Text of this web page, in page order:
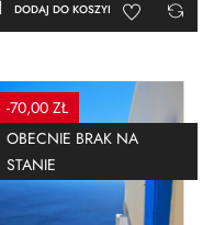
DODAJ DO KOSZYKA
-70,00 ZŁ
OBECNIE BRAK NA
STANIE